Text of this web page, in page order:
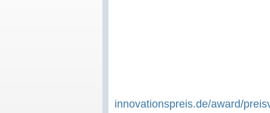
innovationspreis.de/award/